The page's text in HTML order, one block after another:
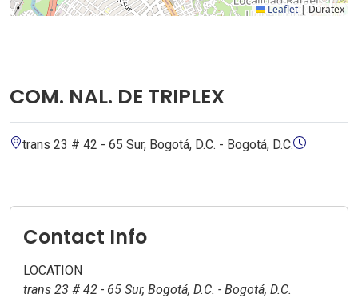
Leaflet | Duratex
COM. NAL. DE TRIPLEX
trans 23 # 42 - 65 Sur, Bogotá, D.C. - Bogotá, D.C.
Contact Info
LOCATION
trans 23 # 42 - 65 Sur, Bogotá, D.C. - Bogotá, D.C.